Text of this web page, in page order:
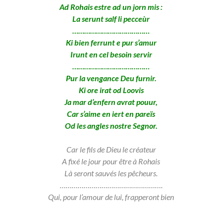
Ad Rohais estre ad un jorn mis :
La serunt salf li pecceùr
…………………………………
Ki bien ferrunt e pur s’amur
Irunt en cel besoin servir
…………………………………
Pur la vengance Deu furnir.
Ki ore irat od Loovis
Ja mar d’enfern avrat pouur,
Car s’aime en iert en pareïs
Od les angles nostre Segnor.
Car le fils de Dieu le créateur
A fixé le jour pour être à Rohais
Là seront sauvés les pêcheurs.
…………………………………………….
Qui, pour l’amour de lui, frapperont bien